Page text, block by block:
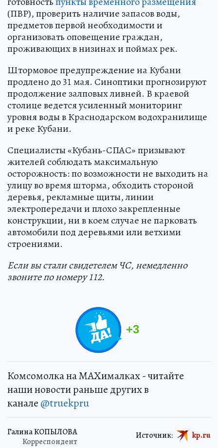
(ПВР), проверить наличие запасов воды,
предметов первой необходимости и
организовать оповещение граждан,
проживающих в низинах и поймах рек.
Штормовое предупреждение на Кубани
продлено до 31 мая. Синоптики прогнозируют
продолжение залповых ливней. В краевой
столице ведется усиленный мониторинг
уровня воды в Краснодарском водохранилище
и реке Кубани.
Специалисты «Кубань-СПАС» призывают
жителей соблюдать максимальную
осторожность: по возможности не выходить на
улицу во время шторма, обходить стороной
деревья, рекламные щиты, линии
электропередачи и плохо закрепленные
конструкции, ни в коем случае не парковать
автомобили под деревьями или ветхими
строениями.
Если вы стали свидетелем ЧС, немедленно
звоните по номеру 112.
+3
Комсомолка на MAXималках - читайте
наши новости раньше других в
канале @truekpru
Галина КОПЫЛОВА
Корреспондент
Источник: kp.ru